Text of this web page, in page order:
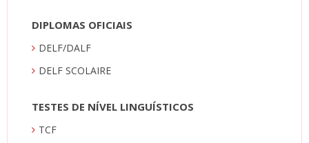
DIPLOMAS OFICIAIS
DELF/DALF
DELF SCOLAIRE
TESTES DE NÍVEL LINGUÍSTICOS
TCF